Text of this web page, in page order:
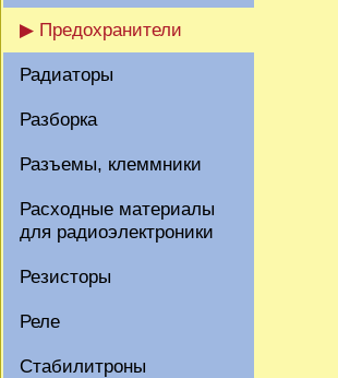
▶ Предохранители
Радиаторы
Разборка
Разъемы, клеммники
Расходные материалы
для радиоэлектроники
Резисторы
Реле
Стабилитроны